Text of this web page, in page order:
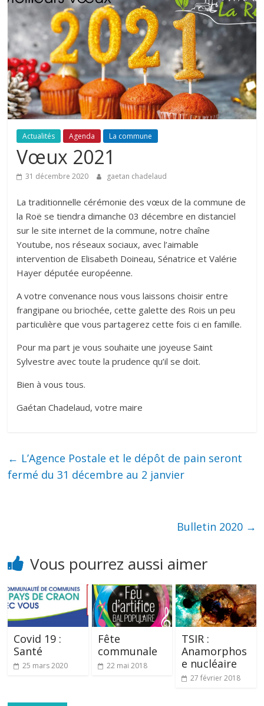
Actualités Agenda La commune
Vœux 2021
31 décembre 2020 gaetan chadelaud
La traditionnelle cérémonie des vœux de la commune de
la Roë se tiendra dimanche 03 décembre en distanciel
sur le site internet de la commune, notre chaîne
Youtube, nos réseaux sociaux, avec l’aimable
intervention de Elisabeth Doineau, Sénatrice et Valérie
Hayer députée européenne.
A votre convenance nous vous laissons choisir entre
frangipane ou briochée, cette galette des Rois un peu
particulière que vous partagerez cette fois ci en famille.
Pour ma part je vous souhaite une joyeuse Saint
Sylvestre avec toute la prudence qu’il se doit.
Bien à vous tous.
Gaétan Chadelaud, votre maire
← L’Agence Postale et le dépôt de pain seront
fermé du 31 décembre au 2 janvier
Bulletin 2020 →
Vous pourrez aussi aimer
Covid 19 :
Santé
25 mars 2020
Fête
communale
22 mai 2018
TSIR :
Anamorphos
e nucléaire
27 février 2018